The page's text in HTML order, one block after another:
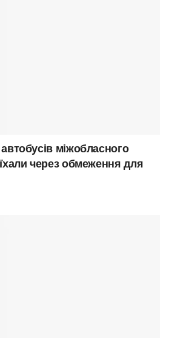
міжобласного
через обмеження для